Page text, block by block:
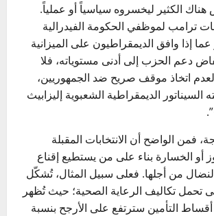
الكثير ليخسروه سياسياً أو عملياً.
ترامب لموظفي الحكومة الفيدرالية
إذا وافق الديمقراطيون على الميزانية
دعم الحزب إلى أدنى مستوياته، فلا
اتخاذ موقف صريح ضد الجمهوريين،
الديمقراطية الشعبوية إليزابيث
فمن الواضح أن الانتخابات المقبلة
أو الخسارة بناء على من يستطيع إقناع
من أجلها. فعلى سبيل المثال، تُشكّل
تحمل تكاليف الرعاية الصحية؛ حيث تُظهر
التأمين سترتفع على الأرجح بنسبة